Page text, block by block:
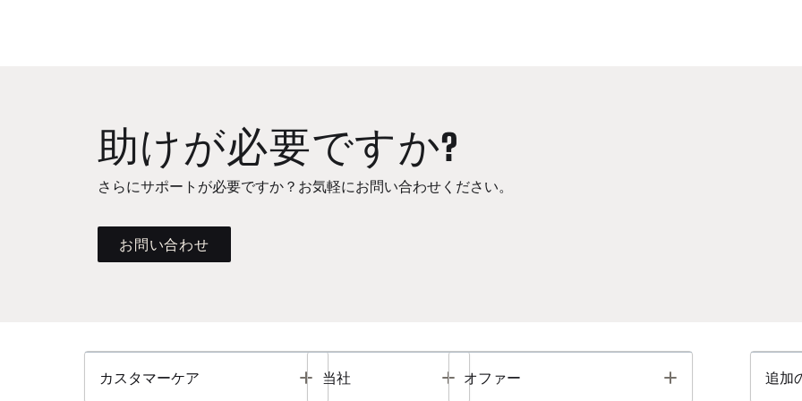
助けが必要ですか?
さらにサポートが必要ですか？お気軽にお問い合わせください。
お問い合わせ
カスタマーケア Toggle
当社 Toggle
オファー Toggle 追加